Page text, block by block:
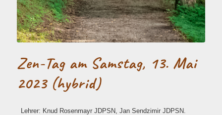
Zen-Tag am Samstag, 13. Mai
2023 (hybrid)
Lehrer: Knud Rosenmayr JDPSN, Jan Sendzimir JDPSN.